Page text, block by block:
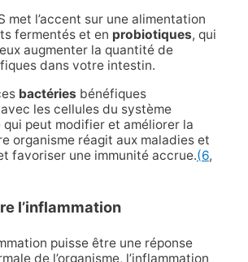
met l’accent sur une alimentation
fermentés et en probiotiques, qui
augmenter la quantité de
dans votre intestin.
bactéries bénéfiques
les cellules du système
qui peut modifier et améliorer la
organisme réagit aux maladies et
favoriser une immunité accrue.(6,
l’inflammation
puisse être une réponse
de l’organisme, l’inflammation